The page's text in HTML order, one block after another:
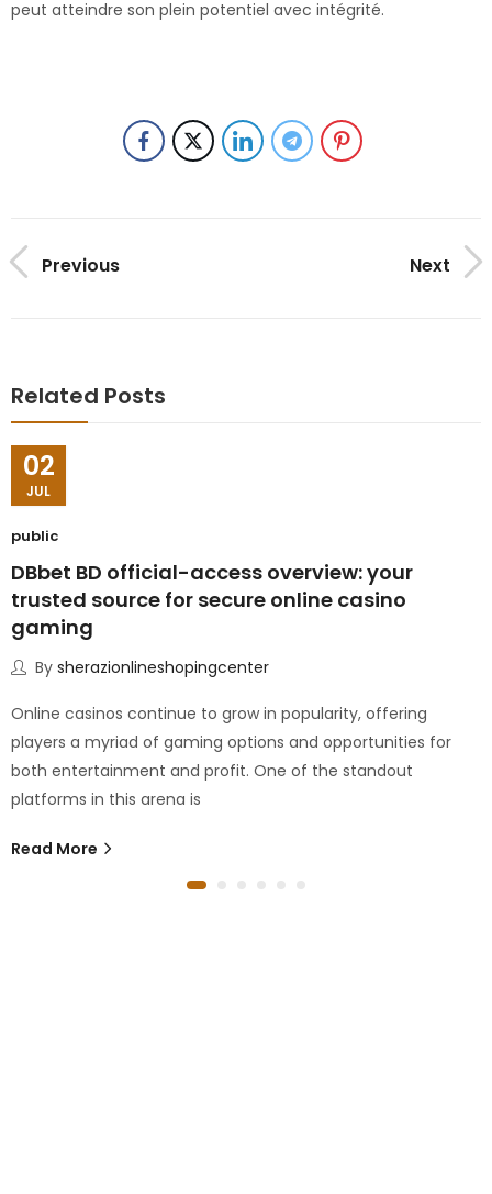
peut atteindre son plein potentiel avec intégrité.
Previous Next
Related Posts
02
JUL
public
DBbet BD official-access overview: your
trusted source for secure online casino
gaming
By sherazionlineshopingcenter
Online casinos continue to grow in popularity, offering
players a myriad of gaming options and opportunities for
both entertainment and profit. One of the standout
platforms in this arena is
Read More